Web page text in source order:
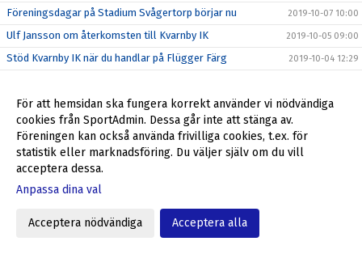
Föreningsdagar på Stadium Svågertorp börjar nu 2019-10-07 10:00
Ulf Jansson om återkomsten till Kvarnby IK 2019-10-05 09:00
Stöd Kvarnby IK när du handlar på Flügger Färg 2019-10-04 12:29
Grymt helgerbjudande till alla i Kvarnby IK 2019-09-27 17:55
Fantastiskt erbjudande från Kvarnby IK 2019-09-23 10:20
Min Fotboll - den nya appen i svensk fotboll 2019-09-22 09:35
ALLA SKA SE!
SUPERWEEK = mer pengar till dig och Kvarnby IK
Veokameran är här!
För att hemsidan ska fungera korrekt använder vi nödvändiga
cookies från SportAdmin. Dessa går inte att stänga av.
Föreningen kan också använda frivilliga cookies, t.ex. för
statistik eller marknadsföring. Du väljer själv om du vill
acceptera dessa.
Anpassa dina val
Acceptera nödvändiga Acceptera alla